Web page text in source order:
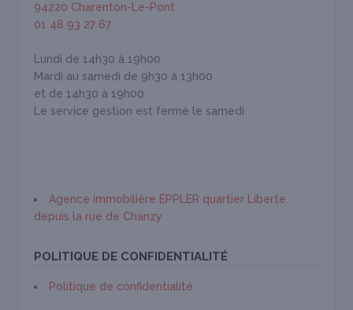
94220 Charenton-Le-Pont
01 48 93 27 67
Lundi de 14h30 à 19h00
Mardi au samedi de 9h30 à 13h00
et de 14h30 à 19h00
Le service gestion est fermé le samedi
Agence immobilière EPPLER quartier Liberte
depuis la rue de Chanzy
POLITIQUE DE CONFIDENTIALITÉ
Politique de confidentialité